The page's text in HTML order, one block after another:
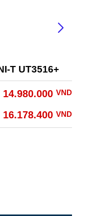
T UT3516+
14.980.000 VND
16.178.400 VND